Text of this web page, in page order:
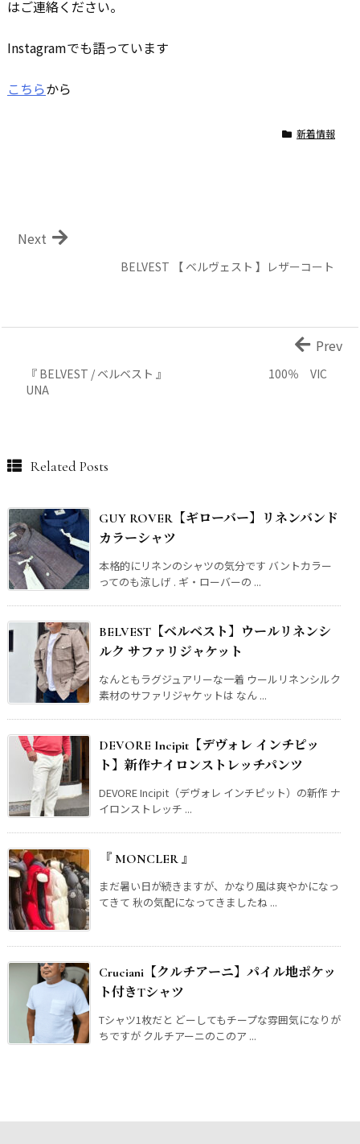
はご連絡ください。
Instagramでも語っています
こちらから
新着情報
BELVEST 【 ベルヴェスト 】レザーコート
Next
『 BELVEST / ベルベスト 』 100％ VIC
UNA
Prev
Related Posts
GUY ROVER【ギローバー】リネンバンド
カラーシャツ
本格的にリネンのシャツの気分です バントカラー
ってのも涼しげ . ギ・ローバーの ...
BELVEST【ベルベスト】ウールリネンシ
ルク サファリジャケット
なんともラグジュアリーな一着 ウールリネンシルク
素材のサファリジャケットは なん ...
DEVORE Incipit【デヴォレ インチピッ
ト】新作ナイロンストレッチパンツ
DEVORE Incipit（デヴォレ インチピット）の新作 ナ
イロンストレッチ ...
『 MONCLER 』
まだ暑い日が続きますが、かなり風は爽やかになっ
てきて 秋の気配になってきましたね ...
Cruciani【クルチアーニ】パイル地ポケッ
ト付きTシャツ
Tシャツ1枚だと どーしてもチープな雰囲気になりが
ちですが クルチアーニのこのア ...